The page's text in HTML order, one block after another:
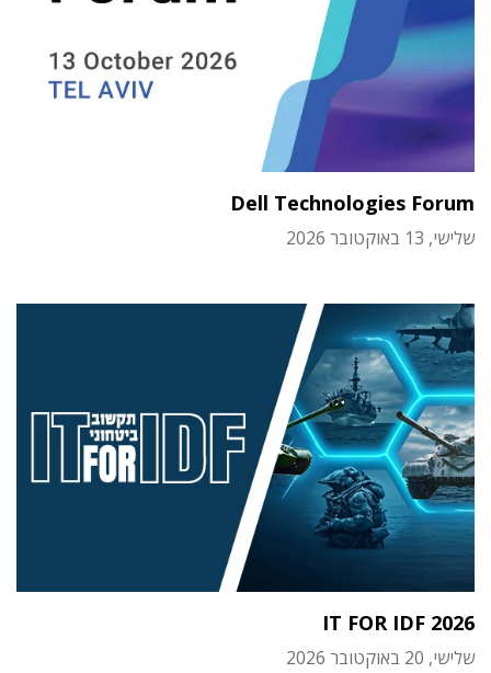
Dell Technologies Forum
שלישי, 13 באוקטובר 2026
IT FOR IDF 2026
שלישי, 20 באוקטובר 2026